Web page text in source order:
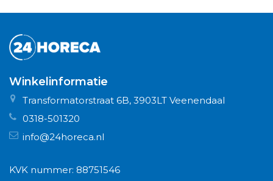
Winkelinformatie
Transformatorstraat 6B, 3903LT Veenendaal
0318-501320
info@24horeca.nl
KVK nummer: 88751546